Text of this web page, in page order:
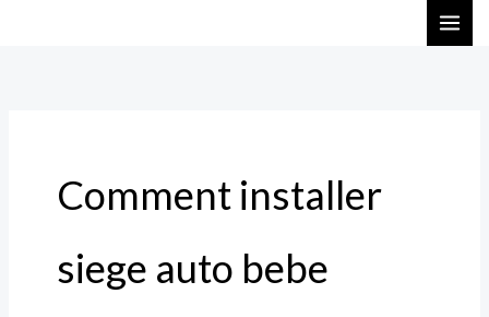
Comment installer
siege auto bebe